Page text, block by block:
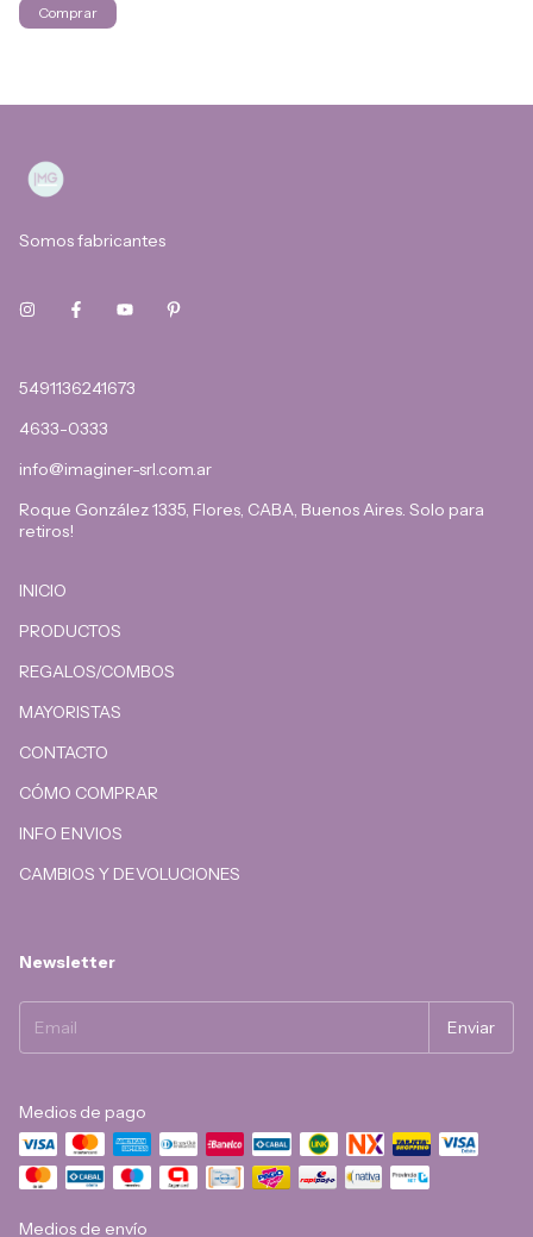
Somos fabricantes
5491136241673
4633-0333
info@imaginer-srl.com.ar
Roque González 1335, Flores, CABA, Buenos Aires. Solo para
retiros!
INICIO
PRODUCTOS
REGALOS/COMBOS
MAYORISTAS
CONTACTO
CÓMO COMPRAR
INFO ENVIOS
CAMBIOS Y DEVOLUCIONES
Newsletter
Medios de pago
Medios de envío